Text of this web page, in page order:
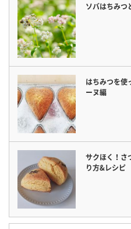
ソバはちみつ
はちみつを使
ーヌ編
サクほく！さ
り方&レシピ